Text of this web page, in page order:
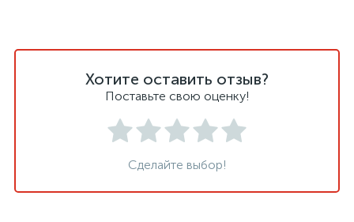
Хотите оставить отзыв?
Поставьте свою оценку!
Сделайте выбор!